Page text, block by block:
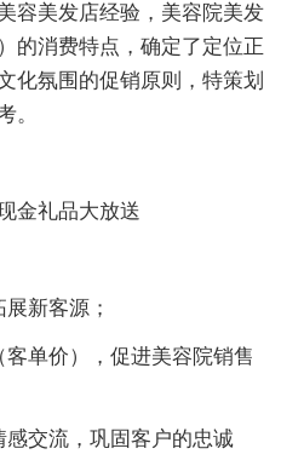
美发店经验，美容院美发
的消费特点，确定了定位正
化氛围的促销原则，特策划
。
礼品大放送
新客源；
单价），促进美容院销售
交流，巩固客户的忠诚